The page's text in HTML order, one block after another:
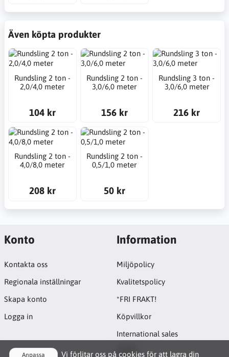
Även köpta produkter
Rundsling 2 ton -
2,0/4,0 meter
104 kr
Rundsling 2 ton -
3,0/6,0 meter
156 kr
Rundsling 3 ton -
3,0/6,0 meter
216 kr
Rundsling 2 ton -
4,0/8,0 meter
208 kr
Rundsling 2 ton -
0,5/1,0 meter
50 kr
Anpassa Vi förlitar oss på cookies för att lagra din
Konto
Kontakta oss
Regionala inställningar
Skapa konto
Logga in
Information
Miljöpolicy
Kvalitetspolicy
*FRI FRAKT!
Köpvillkor
International sales
GDPR